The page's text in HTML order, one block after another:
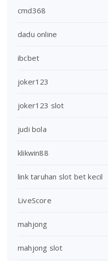
cmd368
dadu online
ibcbet
joker123
joker123 slot
judi bola
klikwin88
link taruhan slot bet kecil
LiveScore
mahjong
mahjong slot